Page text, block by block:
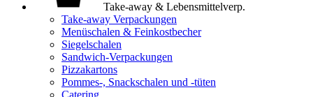
Take-away & Lebensmittelverp.
Take-away Verpackungen
Menüschalen & Feinkostbecher
Siegelschalen
Sandwich-Verpackungen
Pizzakartons
Pommes-, Snackschalen und -tüten